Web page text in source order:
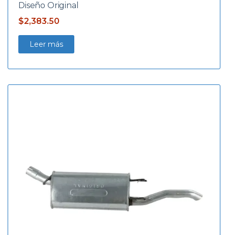
Diseño Original
$2,383.50
Leer más